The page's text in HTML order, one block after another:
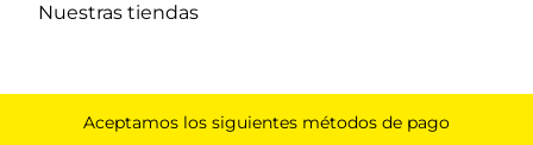
Nuestras tiendas
Aceptamos los siguientes métodos de pago